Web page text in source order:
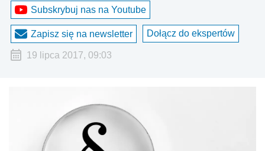
Subskrybuj nas na Youtube
Zapisz się na newsletter Dołącz do ekspertów
19 lipca 2017, 09:03